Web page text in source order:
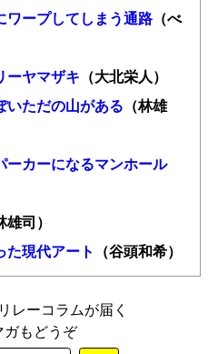
ワープしてしまう通路 （べ
ーヤマザキ （大北栄人）
いただの山がある （林雄
ーカーになるマンホール
雄司）
た現代アート
（谷頭和希）
レーコラムが届く
ガもどうぞ